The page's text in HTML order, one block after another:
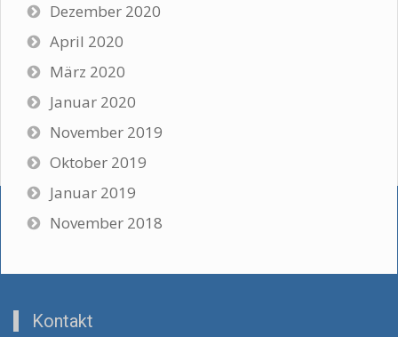
Dezember 2020
April 2020
März 2020
Januar 2020
November 2019
Oktober 2019
Januar 2019
November 2018
Kontakt